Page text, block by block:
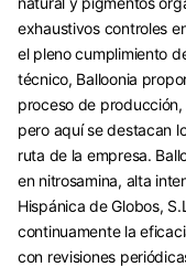
exhaustivos controles
el pleno cumplimiento
técnico, Balloonia
proceso de
pero aquí se destacan
ruta de la empresa.
en nitrosamina, alta
Hispánica de Globos,
continuamente la
con revisiones